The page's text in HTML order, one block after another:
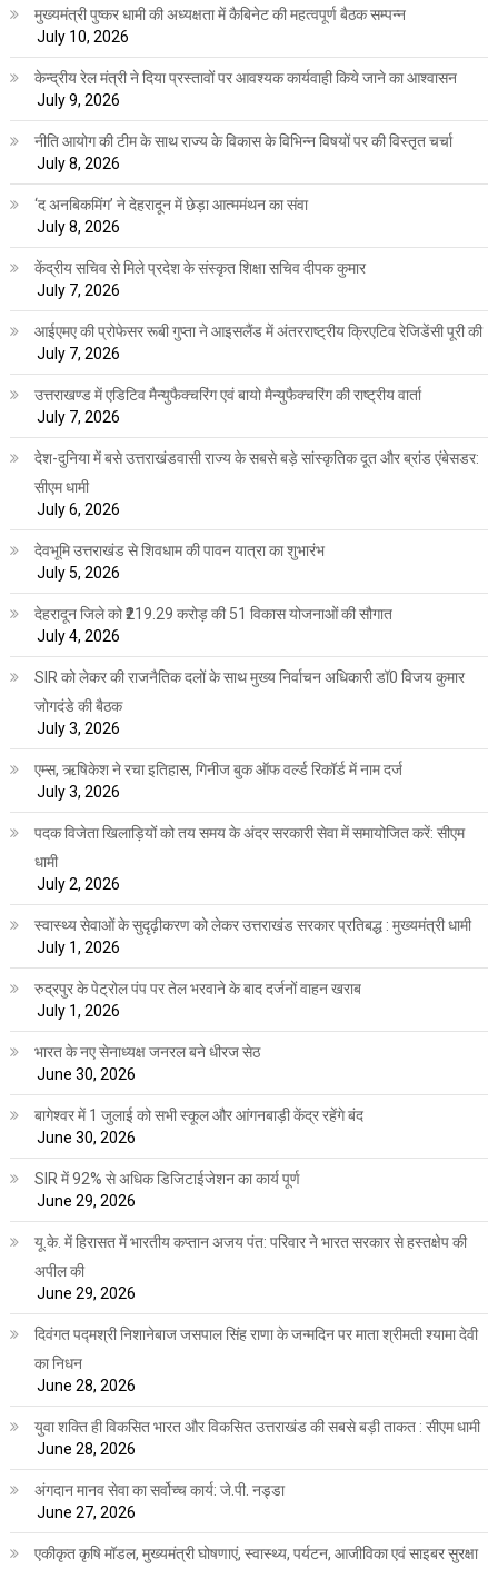
मुख्यमंत्री पुष्कर धामी की अध्यक्षता में कैबिनेट की महत्वपूर्ण बैठक सम्पन्न
July 10, 2026
केन्द्रीय रेल मंत्री ने दिया प्रस्तावों पर आवश्यक कार्यवाही किये जाने का आश्वासन
July 9, 2026
नीति आयोग की टीम के साथ राज्य के विकास के विभिन्न विषयों पर की विस्तृत चर्चा
July 8, 2026
‘द अनबिकमिंग’ ने देहरादून में छेड़ा आत्ममंथन का संवा
July 8, 2026
केंद्रीय सचिव से मिले प्रदेश के संस्कृत शिक्षा सचिव दीपक कुमार
July 7, 2026
आईएमए की प्रोफेसर रूबी गुप्ता ने आइसलैंड में अंतरराष्ट्रीय क्रिएटिव रेजिडेंसी पूरी की
July 7, 2026
उत्तराखण्ड में एडिटिव मैन्युफैक्चरिंग एवं बायो मैन्युफैक्चरिंग की राष्ट्रीय वार्ता
July 7, 2026
देश-दुनिया में बसे उत्तराखंडवासी राज्य के सबसे बड़े सांस्कृतिक दूत और ब्रांड एंबेसडर:
सीएम धामी
July 6, 2026
देवभूमि उत्तराखंड से शिवधाम की पावन यात्रा का शुभारंभ
July 5, 2026
देहरादून जिले को ₹219.29 करोड़ की 51 विकास योजनाओं की सौगात
July 4, 2026
SIR को लेकर की राजनैतिक दलों के साथ मुख्य निर्वाचन अधिकारी डॉ0 विजय कुमार
जोगदंडे की बैठक
July 3, 2026
एम्स, ऋषिकेश ने रचा इतिहास, गिनीज बुक ऑफ वर्ल्ड रिकॉर्ड में नाम दर्ज
July 3, 2026
पदक विजेता खिलाड़ियों को तय समय के अंदर सरकारी सेवा में समायोजित करें: सीएम
धामी
July 2, 2026
स्वास्थ्य सेवाओं के सुदृढ़ीकरण को लेकर उत्तराखंड सरकार प्रतिबद्ध : मुख्यमंत्री धामी
July 1, 2026
रुद्रपुर के पेट्रोल पंप पर तेल भरवाने के बाद दर्जनों वाहन खराब
July 1, 2026
भारत के नए सेनाध्यक्ष जनरल बने धीरज सेठ
June 30, 2026
बागेश्वर में 1 जुलाई को सभी स्कूल और आंगनबाड़ी केंद्र रहेंगे बंद
June 30, 2026
SIR में 92% से अधिक डिजिटाईजेशन का कार्य पूर्ण
June 29, 2026
यू.के. में हिरासत में भारतीय कप्तान अजय पंत: परिवार ने भारत सरकार से हस्तक्षेप की
अपील की
June 29, 2026
दिवंगत पद्मश्री निशानेबाज जसपाल सिंह राणा के जन्मदिन पर माता श्रीमती श्यामा देवी
का निधन
June 28, 2026
युवा शक्ति ही विकसित भारत और विकसित उत्तराखंड की सबसे बड़ी ताकत : सीएम धामी
June 28, 2026
अंगदान मानव सेवा का सर्वोच्च कार्य: जे.पी. नड्डा
June 27, 2026
एकीकृत कृषि मॉडल, मुख्यमंत्री घोषणाएं, स्वास्थ्य, पर्यटन, आजीविका एवं साइबर सुरक्षा